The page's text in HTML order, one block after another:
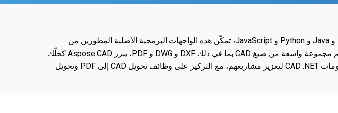
قم بتبسيط تطبيقك وسير عملك لمعالجة ملفات CAD باستخدام Aspose.CAD. متاح لـ .NET و Java و Python و JavaScript، تمكّن هذه الواجهات البرمجية الأصلية المطورين من
وظائف رئيسية لإنشاء وتعديل وتصدير وتحويل ملفات CAD و BIM على منصات متعددة. بدعم مجموعة واسعة من صيغ CAD بما في ذلك DXF و DWG و PDF، يبرز Aspose.CAD كحلّك
المفضل لمعالجة رسومات CAD عالية الأداء .NET. نجح العملاء في تنفيذ دروسنا لتلاعب رسومات CAD .NET لتعزيز مشاريعهم، مع التركيز على وظائف تحويل CAD إلى PDF وتحويل